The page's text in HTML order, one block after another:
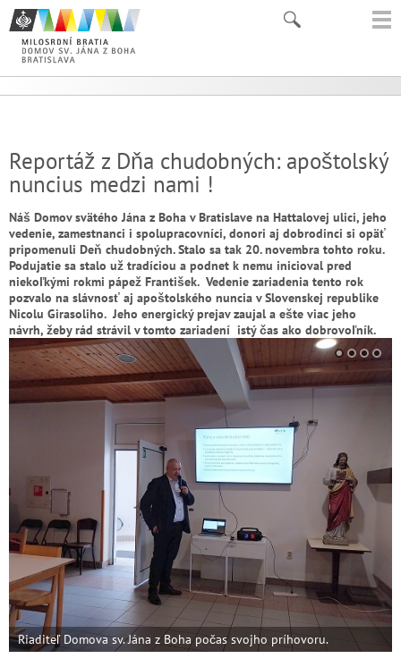
Reportáž z Dňa chudobných: apoštolský
nuncius medzi nami !
Náš Domov svätého Jána z Boha v Bratislave na Hattalovej ulici, jeho
vedenie, zamestnanci i spolupracovníci, donori aj dobrodinci si opäť
pripomenuli Deň chudobných. Stalo sa tak 20. novembra tohto roku.
Podujatie sa stalo už tradíciou a podnet k nemu inicioval pred
niekoľkými rokmi pápež František. Vedenie zariadenia tento rok
pozvalo na slávnosť aj apoštolského nuncia v Slovenskej republike
Nicolu Girasoliho. Jeho energický prejav zaujal a ešte viac jeho
návrh, žeby rád strávil v tomto zariadení istý čas ako dobrovoľník.
Riaditeľ Domova sv. Jána z Boha počas svojho príhovoru.